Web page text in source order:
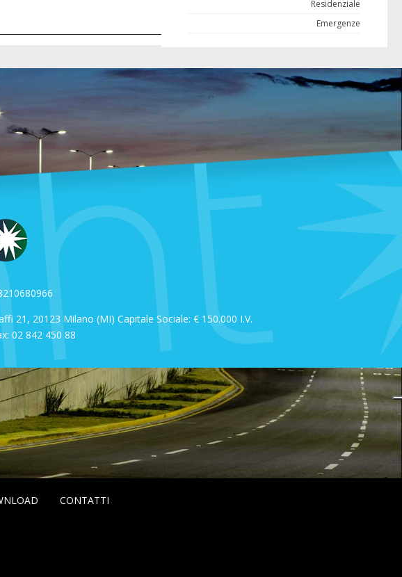
Residenziale
Emergenze
21, 20123 Milano (MI) Capitale Sociale: € 150.000 I.V.
02 842 450 88
CONTATTI